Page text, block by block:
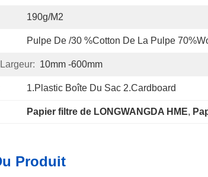
190g/m2
Pulpe De /30 %cotton De La Pulpe
10mm -600mm
1.Plastic Boîte Du Sac 2.Cardboard
Papier filtre de LONGWANGDA HME,
Produit